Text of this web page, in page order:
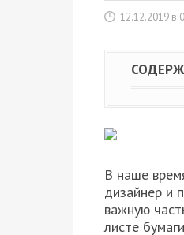
12.12.2019 в
В наше
дизайнер и
важную
листе